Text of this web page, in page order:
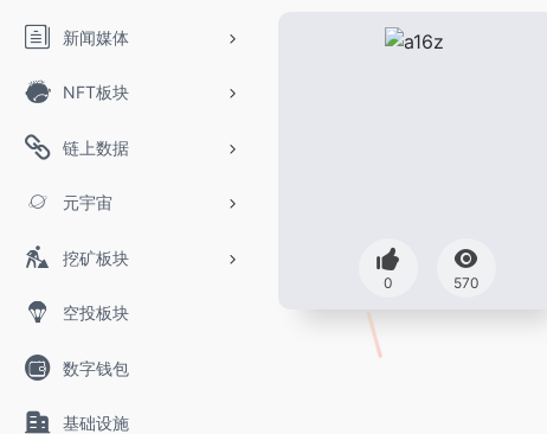
新闻媒体
NFT板块
链上数据
元宇宙
挖矿板块
空投板块
数字钱包
基础设施
0 570